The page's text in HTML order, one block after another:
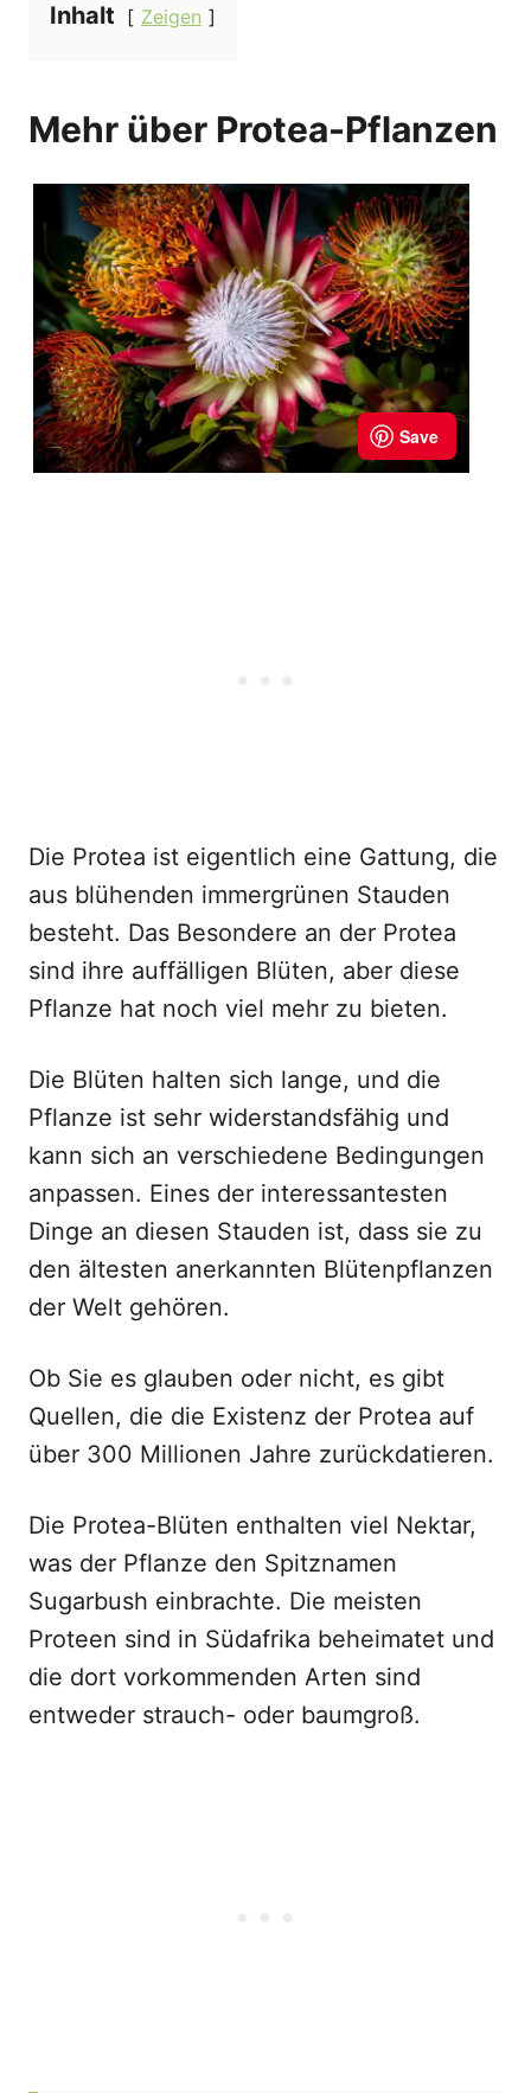
Inhalt Zeigen
Mehr über Protea-Pflanzen
Die Protea ist eigentlich eine Gattung, die
aus blühenden immergrünen Stauden
besteht. Das Besondere an der Protea
sind ihre auffälligen Blüten, aber diese
Pflanze hat noch viel mehr zu bieten.
Die Blüten halten sich lange, und die
Pflanze ist sehr widerstandsfähig und
kann sich an verschiedene Bedingungen
anpassen. Eines der interessantesten
Dinge an diesen Stauden ist, dass sie zu
den ältesten anerkannten Blütenpflanzen
der Welt gehören.
Ob Sie es glauben oder nicht, es gibt
Quellen, die die Existenz der Protea auf
über 300 Millionen Jahre zurückdatieren.
Die Protea-Blüten enthalten viel Nektar,
was der Pflanze den Spitznamen
Sugarbush einbrachte. Die meisten
Proteen sind in Südafrika beheimatet und
die dort vorkommenden Arten sind
entweder strauch- oder baumgroß.